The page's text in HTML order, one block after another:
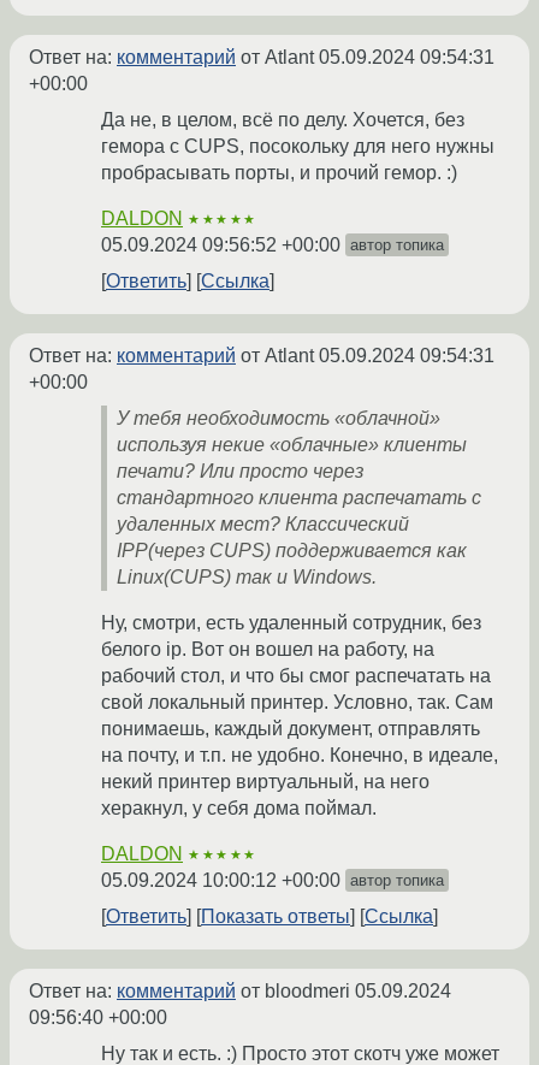
Ответ на: комментарий от Atlant05.09.2024 09:54:31
+00:00
Да не, в целом, всё по делу. Хочется, без
гемора с CUPS, посокольку для него нужны
пробрасывать порты, и прочий гемор. :)
DALDON ★★★★★
05.09.2024 09:56:52 +00:00 автор топика
Ответить Ссылка
Ответ на: комментарий от Atlant05.09.2024 09:54:31
+00:00
У тебя необходимость «облачной»
используя некие «облачные» клиенты
печати? Или просто через
стандартного клиента распечатать с
удаленных мест? Классический
IPP(через CUPS) поддерживается как
Linux(CUPS) так и Windows.
Ну, смотри, есть удаленный сотрудник, без
белого ip. Вот он вошел на работу, на
рабочий стол, и что бы смог распечатать на
свой локальный принтер. Условно, так. Сам
понимаешь, каждый документ, отправлять
на почту, и т.п. не удобно. Конечно, в идеале,
некий принтер виртуальный, на него
херакнул, у себя дома поймал.
DALDON ★★★★★
05.09.2024 10:00:12 +00:00 автор топика
Ответить Показать ответы Ссылка
Ответ на: комментарий от bloodmeri 05.09.2024
09:56:40 +00:00
Ну так и есть. :) Просто этот скотч уже может